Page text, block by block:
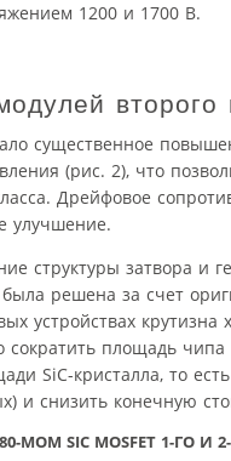
1200 и 1700 В.
второго
существенное
(рис. 2), что
Дрейфовое
улучшение.
структуры затвора и
решена за счет
устройствах
площадь
SiC-кристалла, то
и снизить конечную
SIC MOSFET 1-ГО И